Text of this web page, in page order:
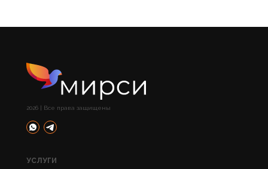
2026 | Все права защищены
УСЛУГИ